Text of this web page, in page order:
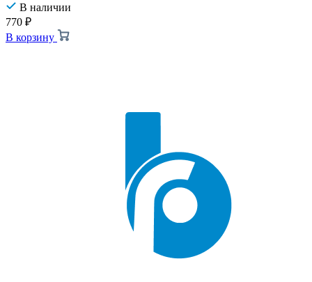
В наличии
770 ₽
В корзину